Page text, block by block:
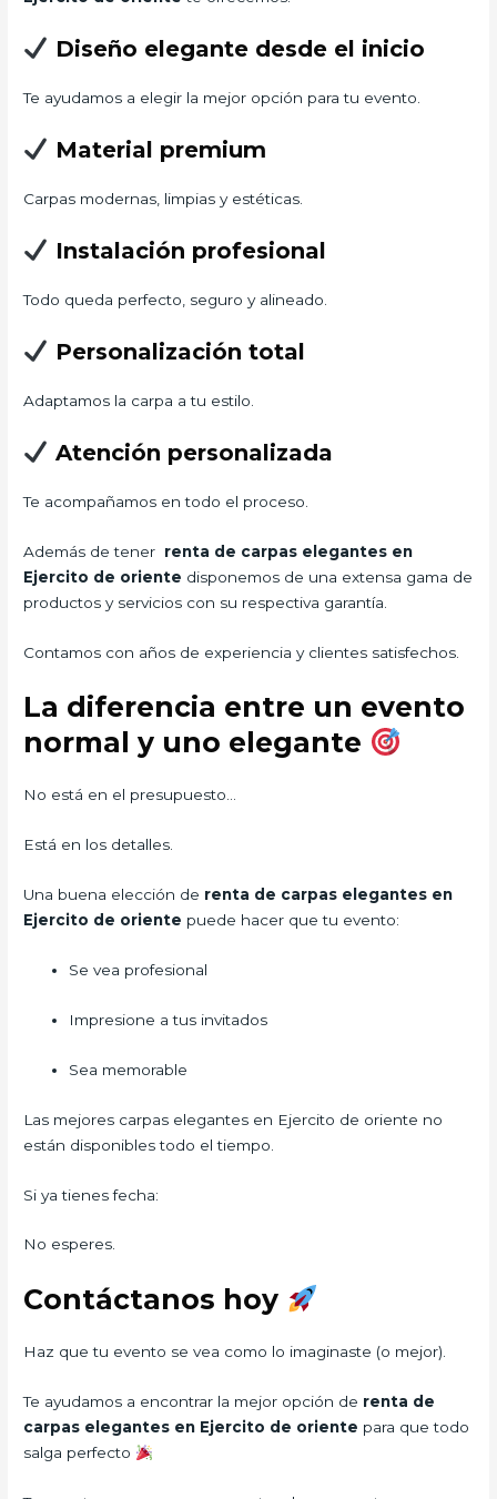
Diseño elegante desde el inicio
Te ayudamos a elegir la mejor opción para tu evento.
Material premium
Carpas modernas, limpias y estéticas.
Instalación profesional
Todo queda perfecto, seguro y alineado.
Personalización total
Adaptamos la carpa a tu estilo.
Atención personalizada
Te acompañamos en todo el proceso.
Además de tener renta de carpas elegantes en
Ejercito de oriente disponemos de una extensa gama de
productos y servicios con su respectiva garantía.
Contamos con años de experiencia y clientes satisfechos.
La diferencia entre un evento
normal y uno elegante
No está en el presupuesto…
Está en los detalles.
Una buena elección de renta de carpas elegantes en
Ejercito de oriente puede hacer que tu evento:
Se vea profesional
Impresione a tus invitados
Sea memorable
Las mejores carpas elegantes en Ejercito de oriente no
están disponibles todo el tiempo.
Si ya tienes fecha:
No esperes.
Contáctanos hoy
Haz que tu evento se vea como lo imaginaste (o mejor).
Te ayudamos a encontrar la mejor opción de renta de
carpas elegantes en Ejercito de oriente para que todo
salga perfecto